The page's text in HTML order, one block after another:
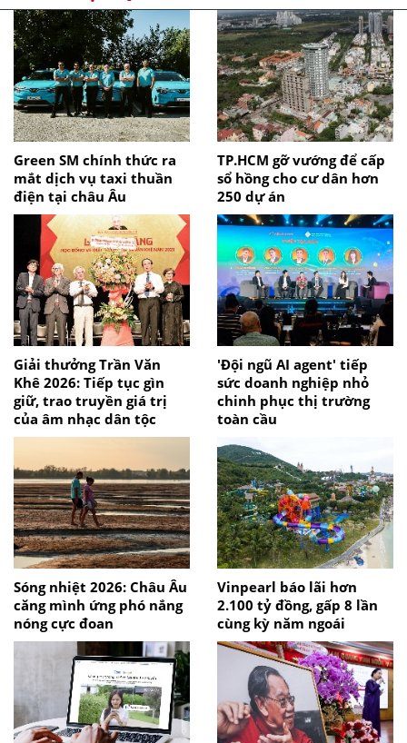
Green SM chính thức ra
mắt dịch vụ taxi thuần
điện tại châu Âu
TP.HCM gỡ vướng để cấp
sổ hồng cho cư dân hơn
250 dự án
Giải thưởng Trần Văn
Khê 2026: Tiếp tục gìn
giữ, trao truyền giá trị
của âm nhạc dân tộc
'Đội ngũ AI agent' tiếp
sức doanh nghiệp nhỏ
chinh phục thị trường
toàn cầu
Sóng nhiệt 2026: Châu Âu
căng mình ứng phó nắng
nóng cực đoan
Vinpearl báo lãi hơn
2.100 tỷ đồng, gấp 8 lần
cùng kỳ năm ngoái